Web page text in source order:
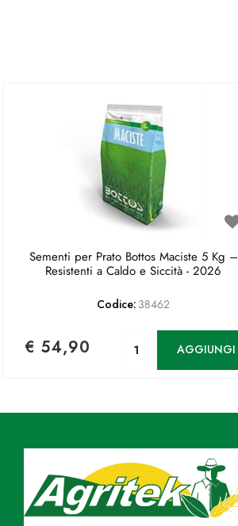
Sementi per Prato Bottos Maciste 5 Kg –
Resistenti a Caldo e Siccità - 2026
Codice: 38462
€ 54,90 AGGIUNGI